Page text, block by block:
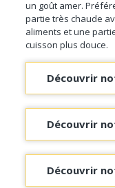
un goût amer.
partie très chaude
aliments et une
cuisson plus douce.
Découvrir
Découvrir
Découvrir